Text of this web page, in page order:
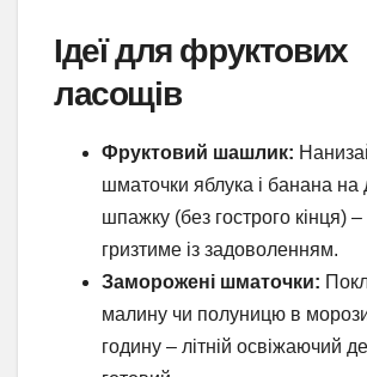
Ідеї для фруктових
ласощів
Фруктовий шашлик:
шматочки яблука і банана на
шпажку (без гострого кінця)
гризтиме із задоволенням.
Заморожені шматочки:
малину чи полуницю в
годину – літній освіжаючий